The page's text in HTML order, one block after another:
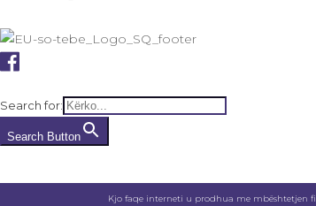
Search for:
Search Button
Kjo faqe interneti u prodhua me mbështetjen